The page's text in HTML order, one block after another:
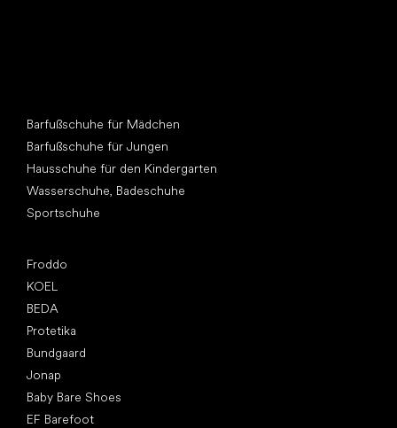
Barfußschuhe für Mädchen
Barfußschuhe für Jungen
Hausschuhe für den Kindergarten
Wasserschuhe, Badeschuhe
Sportschuhe
Froddo
KOEL
BEDA
Protetika
Bundgaard
Jonap
Baby Bare Shoes
EF Barefoot